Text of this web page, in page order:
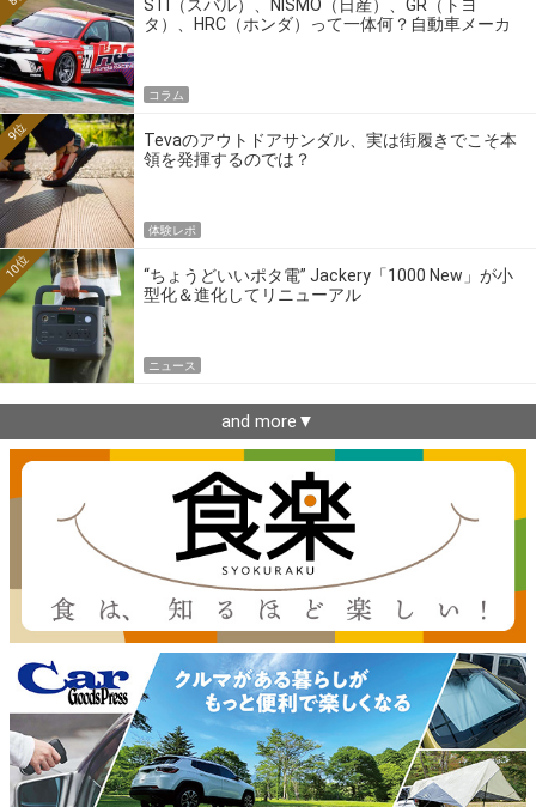
STI（スバル）、NISMO（日産）、GR（トヨ
タ）、HRC（ホンダ）って一体何？自動車メーカ
コラム
Tevaのアウトドアサンダル、実は街履きでこそ本
領を発揮するのでは？
9位
体験レポ
“ちょうどいいポタ電” Jackery「1000 New」が小
型化＆進化してリニューアル
10位
ニュース
and more▼